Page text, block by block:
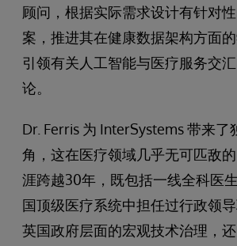
顾问，根据实际需求设计有针对
案，推进其在健康数据架构方面
引领有关人工智能与医疗服务交
论。
Dr. Ferris 为 InterSystems 带来了
角，这在医疗领域几乎无可匹敌
涯跨越30年，既包括一线全科医
国顶级医疗系统中担任过行政领
英国政府层面的宏观技术治理，